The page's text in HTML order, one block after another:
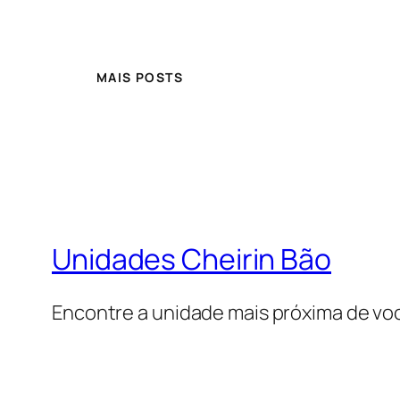
MAIS POSTS
Unidades Cheirin Bão
Encontre a unidade mais próxima de